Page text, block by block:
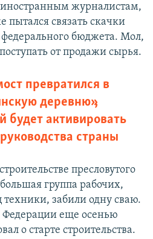
журналистам,
связать скачки
федерального бюджета. Мол,
от продажи сырья.
превратился в
деревню»,
будет активировать
страны
пресловутого
группа рабочих,
техники, забили одну сваю.
Федерации еще осенью
о старте строительства.